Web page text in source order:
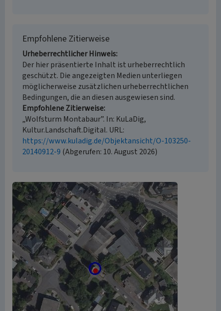
Empfohlene Zitierweise
Urheberrechtlicher Hinweis
Der hier präsentierte Inhalt ist urheberrechtlich
geschützt. Die angezeigten Medien unterliegen
möglicherweise zusätzlichen urheberrechtlichen
Bedingungen, die an diesen ausgewiesen sind.
Empfohlene Zitierweise
„Wolfsturm Montabaur”. In: KuLaDig,
Kultur.Landschaft.Digital. URL:
https://www.kuladig.de/Objektansicht/O-103250-
20140912-9 (Abgerufen: 10. August 2026)